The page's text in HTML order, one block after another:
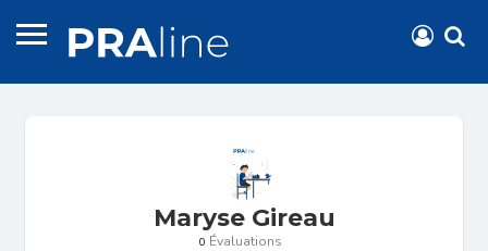
Maryse Gireau
0 Évaluations